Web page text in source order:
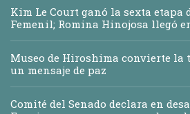
Kim Le Court ganó la sexta etapa
Femenil; Romina Hinojosa llegó
Museo de Hiroshima convierte la
un mensaje de paz
Comité del Senado declara en